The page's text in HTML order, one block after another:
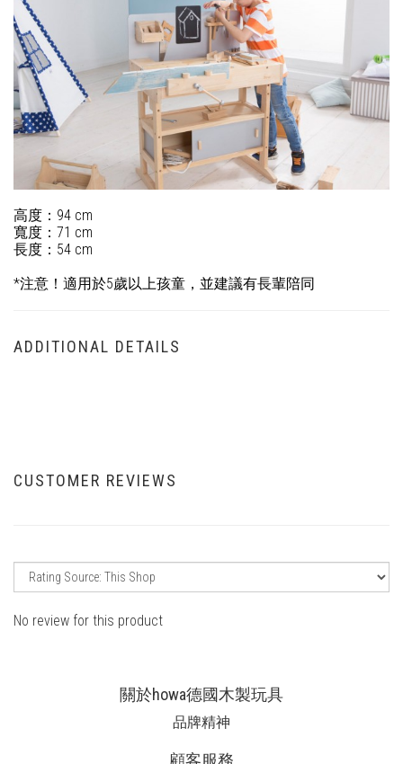
高度： 94 cm
寬度： 71 cm
長度： 54 cm
*注意！適用於5歲以上孩童，並建議有長輩陪同
ADDITIONAL DETAILS
CUSTOMER REVIEWS
No review for this product
關於howa德國木製玩具
品牌精神
顧客服務